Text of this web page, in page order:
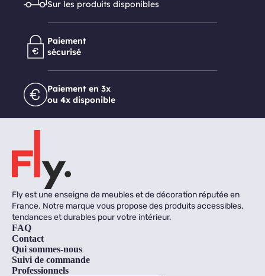
Sur les produits disponibles
Paiement
sécurisé
Paiement en 3x
ou 4x disponible
Fly est une enseigne de meubles et de décoration réputée en
France. Notre marque vous propose des produits accessibles,
tendances et durables pour votre intérieur.
FAQ
Contact
Qui sommes-nous
Suivi de commande
Professionnels